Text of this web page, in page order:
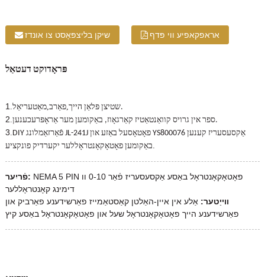
שיקן בליצפּאָסט צו אונדז אראפקאפיע ווי פּדף
פּראָדוקט דעטאַל
1 שטיצן פּלאַן הייך ,פאַרב , מאַטעריאַל.
2 ספר אין גרויס קוואַנטאַטיז קאַרגאָוז, באַקומען מער אַראָפּרעכענען.
3 DIY פֿאַרזאַמלונג JL-241J פאָטאָסעל באַזע און YS800076 אַקסעסעריז קענען
באַקומען פאָטאָקאָנטראָללער יקערדיק פונקציע
פֿריִער: NEMA 5 PIN פאָטאָקאָנטראָל באַסע אַקסעסעריז פֿאַר 0-10 וו
דימינג קאָנטראָללער
ווייַטער: אַלע אין איין-האַלטן קאַסטאַמייז פאַרשידענע פאַרביק און
פאַרשידענע הייך פאָטאָקאָנטראָל שעל און פאָטאָקאָנטראָל באַסע קיץ